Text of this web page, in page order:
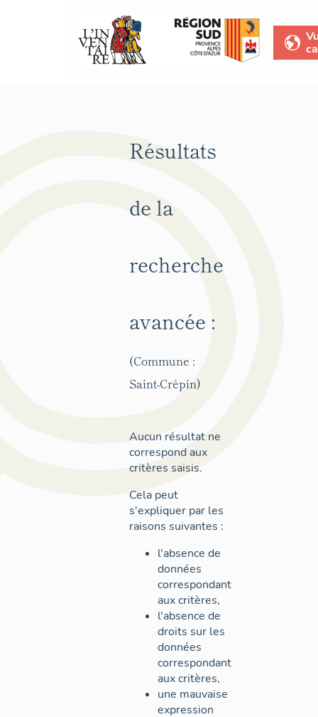
Résultats
de la
recherche
avancée :
(Commune :
Saint-Crépin)
Aucun résultat ne
correspond aux
critères saisis.
Cela peut
s'expliquer par les
raisons suivantes :
l'absence de
données
correspondant
aux critères,
l'absence de
droits sur les
données
correspondant
aux critères,
une mauvaise
expression